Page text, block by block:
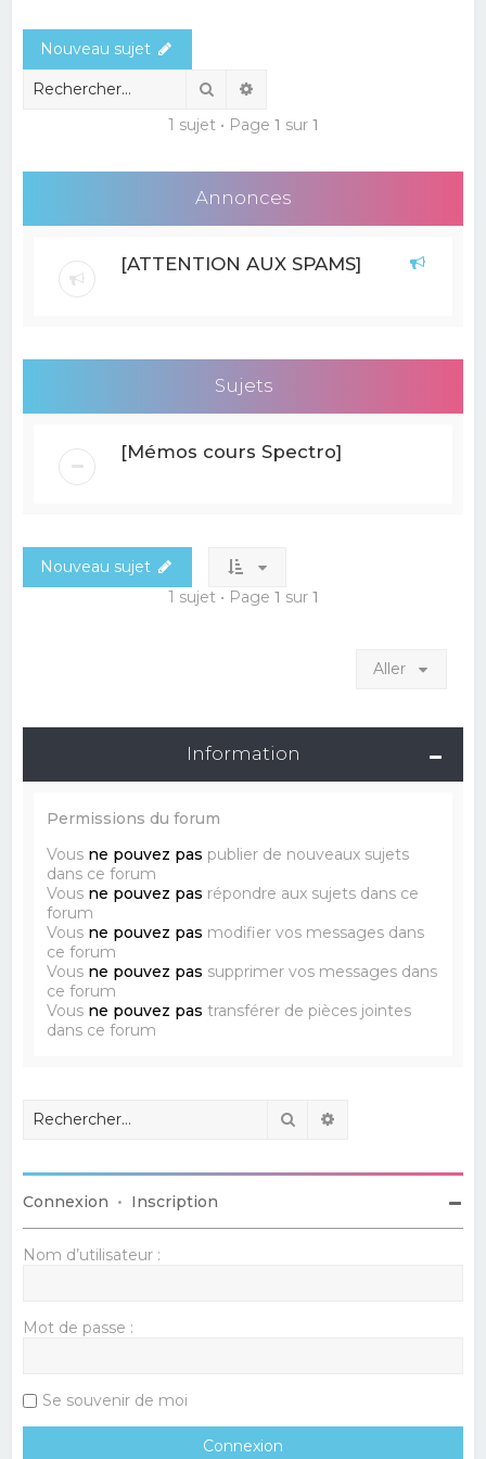
r
Nouveau sujet
Rechercher
1 sujet • Page 1 sur 1
Annonces
[ATTENTION AUX SPAMS]
Sujets
[Mémos cours Spectro]
Nouveau sujet
1 sujet • Page 1 sur 1
Aller
Information
Permissions du forum
Vous ne pouvez pas publier de nouveaux sujets
dans ce forum
Vous ne pouvez pas répondre aux sujets dans ce
forum
Vous ne pouvez pas modifier vos messages dans
ce forum
Vous ne pouvez pas supprimer vos messages dans
ce forum
Vous ne pouvez pas transférer de pièces jointes
dans ce forum
Rechercher
Connexion • Inscription
Nom d’utilisateur :
Mot de passe :
Se souvenir de moi